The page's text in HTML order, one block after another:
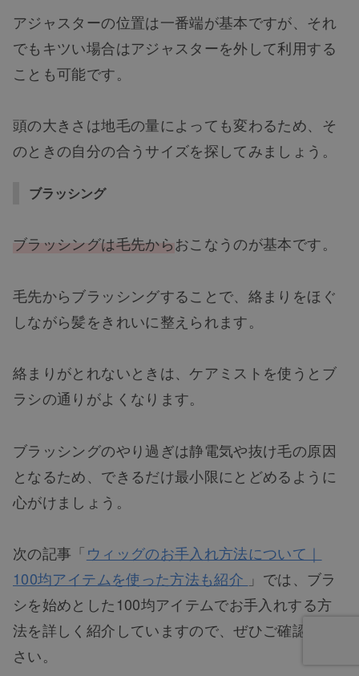
アジャスターの位置は一番端が基本ですが、それ
でもキツい場合はアジャスターを外して利用する
ことも可能です。
頭の大きさは地毛の量によっても変わるため、そ
のときの自分の合うサイズを探してみましょう。
ブラッシング
ブラッシングは毛先からおこなうのが基本です。
毛先からブラッシングすることで、絡まりをほぐ
しながら髪をきれいに整えられます。
絡まりがとれないときは、ケアミストを使うとブ
ラシの通りがよくなります。
ブラッシングのやり過ぎは静電気や抜け毛の原因
となるため、できるだけ最小限にとどめるように
心がけましょう。
次の記事「ウィッグのお手入れ方法について｜
100均アイテムを使った方法も紹介 」では、ブラ
シを始めとした100均アイテムでお手入れする方
法を詳しく紹介していますので、ぜひご確認くだ
さい。